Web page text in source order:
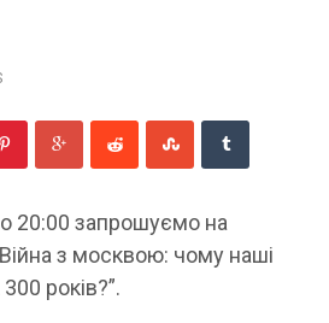
20:00 запрошуємо на
з москвою: чому наші
років?”.